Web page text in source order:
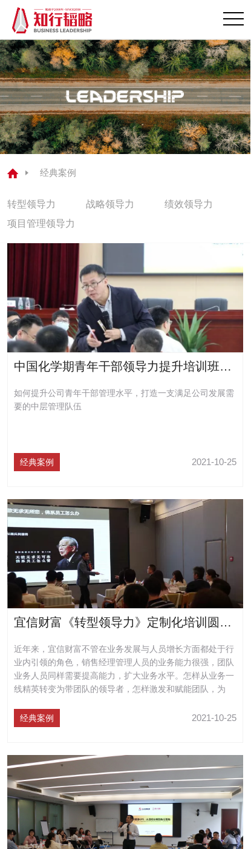
首页
关于我们
领导力解决方案
经典案例
经典案例
转型领导力 战略领导力
绩效领导力
项目管理领导力
中国化学期青年干部领导力提升培训班圆满结束
如何提升公司青年干部管理水平，打造一支满足公司发展需
要的中层管理队伍
经典案例 2021-10-25
宜信财富《转型领导力》定制化培训圆满结束
近年来，宜信财富不管在业务发展与人员增长方面都处于行
业内引领的角色，销售经理管理人员的业务能力很强，团队
业务人员同样需要提高能力，扩大业务水平。怎样从业务一
线精英转变为带团队的领导者，怎样激发和赋能团队，为
经典案例
2021-10-25